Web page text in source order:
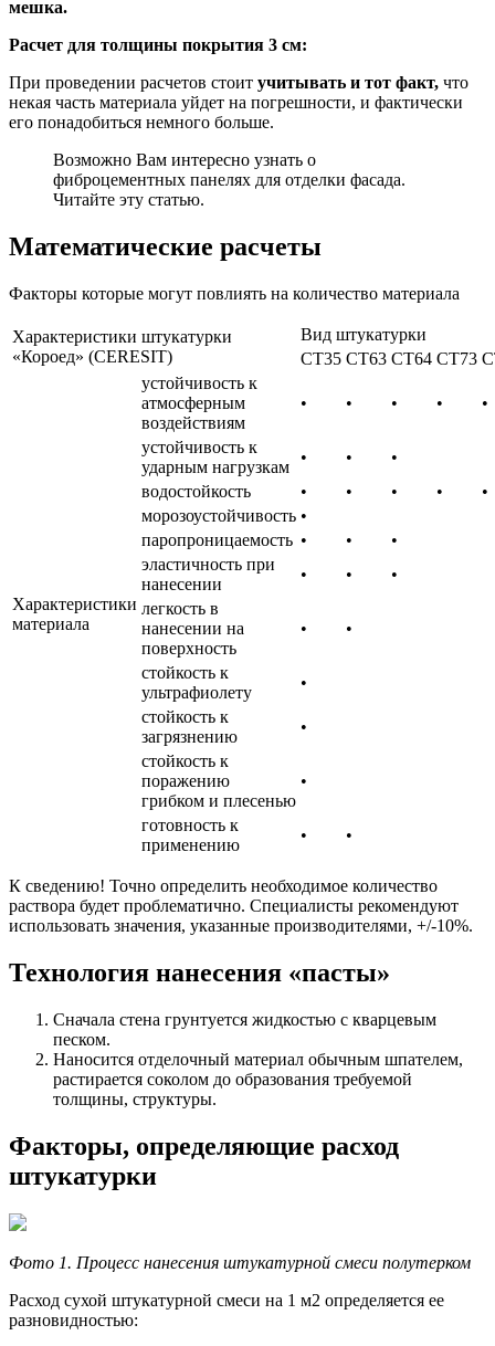
мешка.
Расчет для толщины покрытия 3 см:
При проведении расчетов стоит учитывать и тот факт, что
некая часть материала уйдет на погрешности, и фактически
его понадобиться немного больше.
Возможно Вам интересно узнать о
фиброцементных панелях для отделки фасада.
Читайте эту статью.
Математические расчеты
Факторы которые могут повлиять на количество материала
Характеристики штукатурки
«Короед» (CERESIT)
Вид штукатурки
СТ35 СТ63 СТ64 СТ73
Характеристики
материала
устойчивость к
атмосферным
воздействиям
• • • • •
устойчивость к
ударным нагрузкам
• •
•
водостойкость
• • • •
•
морозоустойчивость •
паропроницаемость • •
•
эластичность при
нанесении
• •
•
легкость в
нанесении на
поверхность
• •
стойкость к
ультрафиолету
•
стойкость к
загрязнению
•
стойкость к
поражению
грибком и плесенью
•
готовность к
применению
• •
К сведению! Точно определить необходимое количество
раствора будет проблематично. Специалисты рекомендуют
использовать значения, указанные производителями, +/-10%.
Технология нанесения «пасты»
Сначала стена грунтуется жидкостью с кварцевым
песком.
Наносится отделочный материал обычным шпателем,
растирается соколом до образования требуемой
толщины, структуры.
Факторы, определяющие расход
штукатурки
Фото 1. Процесс нанесения штукатурной смеси полутерком
Расход сухой штукатурной смеси на 1 м2 определяется ее
разновидностью: